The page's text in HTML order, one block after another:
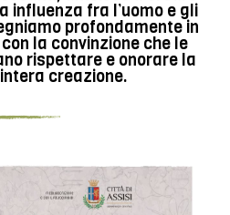
influenza fra l’uomo e gli
profondamente in
la convinzione che le
rispettare e onorare la
creazione.